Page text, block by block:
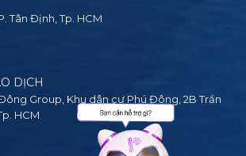
Tân Định, Tp. HCM
DỊCH
Group, Khu dân cư Phú Đông, 2B Trần
HCM